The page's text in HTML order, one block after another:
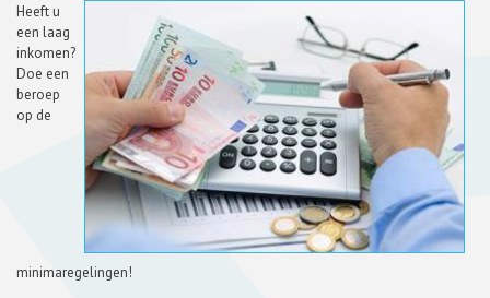
Heeft u
een laag
inkomen?
Doe een
beroep
op de
minimaregelingen!